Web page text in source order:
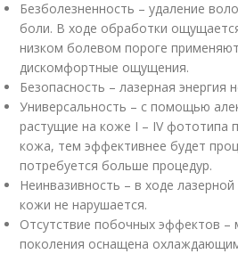
Безболезненность – удаление
боли. В ходе обработки
низком болевом пороге
дискомфортные ощущения.
Безопасность – лазерная энергия
Универсальность – с помощью
растущие на коже I – IV фототипа
кожа, тем эффективнее будет
потребуется больше процедур.
Неинвазивность – в ходе
кожи не нарушается.
Отсутствие побочных эффектов –
поколения оснащена